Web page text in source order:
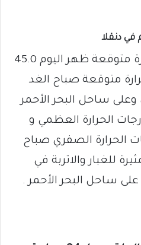
في دنقلا
وقالت إن أعلى درجة حرارة متوقعة ظهر اليوم 45.0
متوقعة صباح الغد
وعلى ساحل البحر الأحمر
الحرارة العظمي و
الحرارة الصفري صباح
للغبار والاتربة في
على ساحل البحر الأحمر .